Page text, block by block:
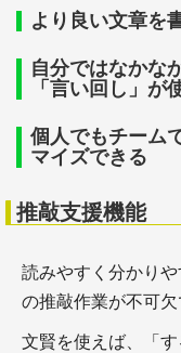
＋WEBメディア
＋副業に確定申
より良い文章を
自分ではなかな
「言い回し」が
個人でもチーム
マイズできる
推敲支援機能
読みやすく分かり
の推敲作業が不可欠
文賢を使えば、「